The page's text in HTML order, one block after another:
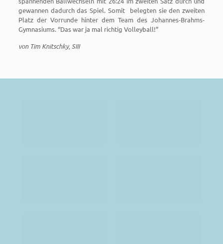
gewannen dadurch das Spiel. Somit belegten sie den zweiten
Platz der Vorrunde hinter dem Team des Johannes-Brahms-
Gymnasiums. “Das war ja mal richtig Volleyball!”
von Tim Knitschky, SIII